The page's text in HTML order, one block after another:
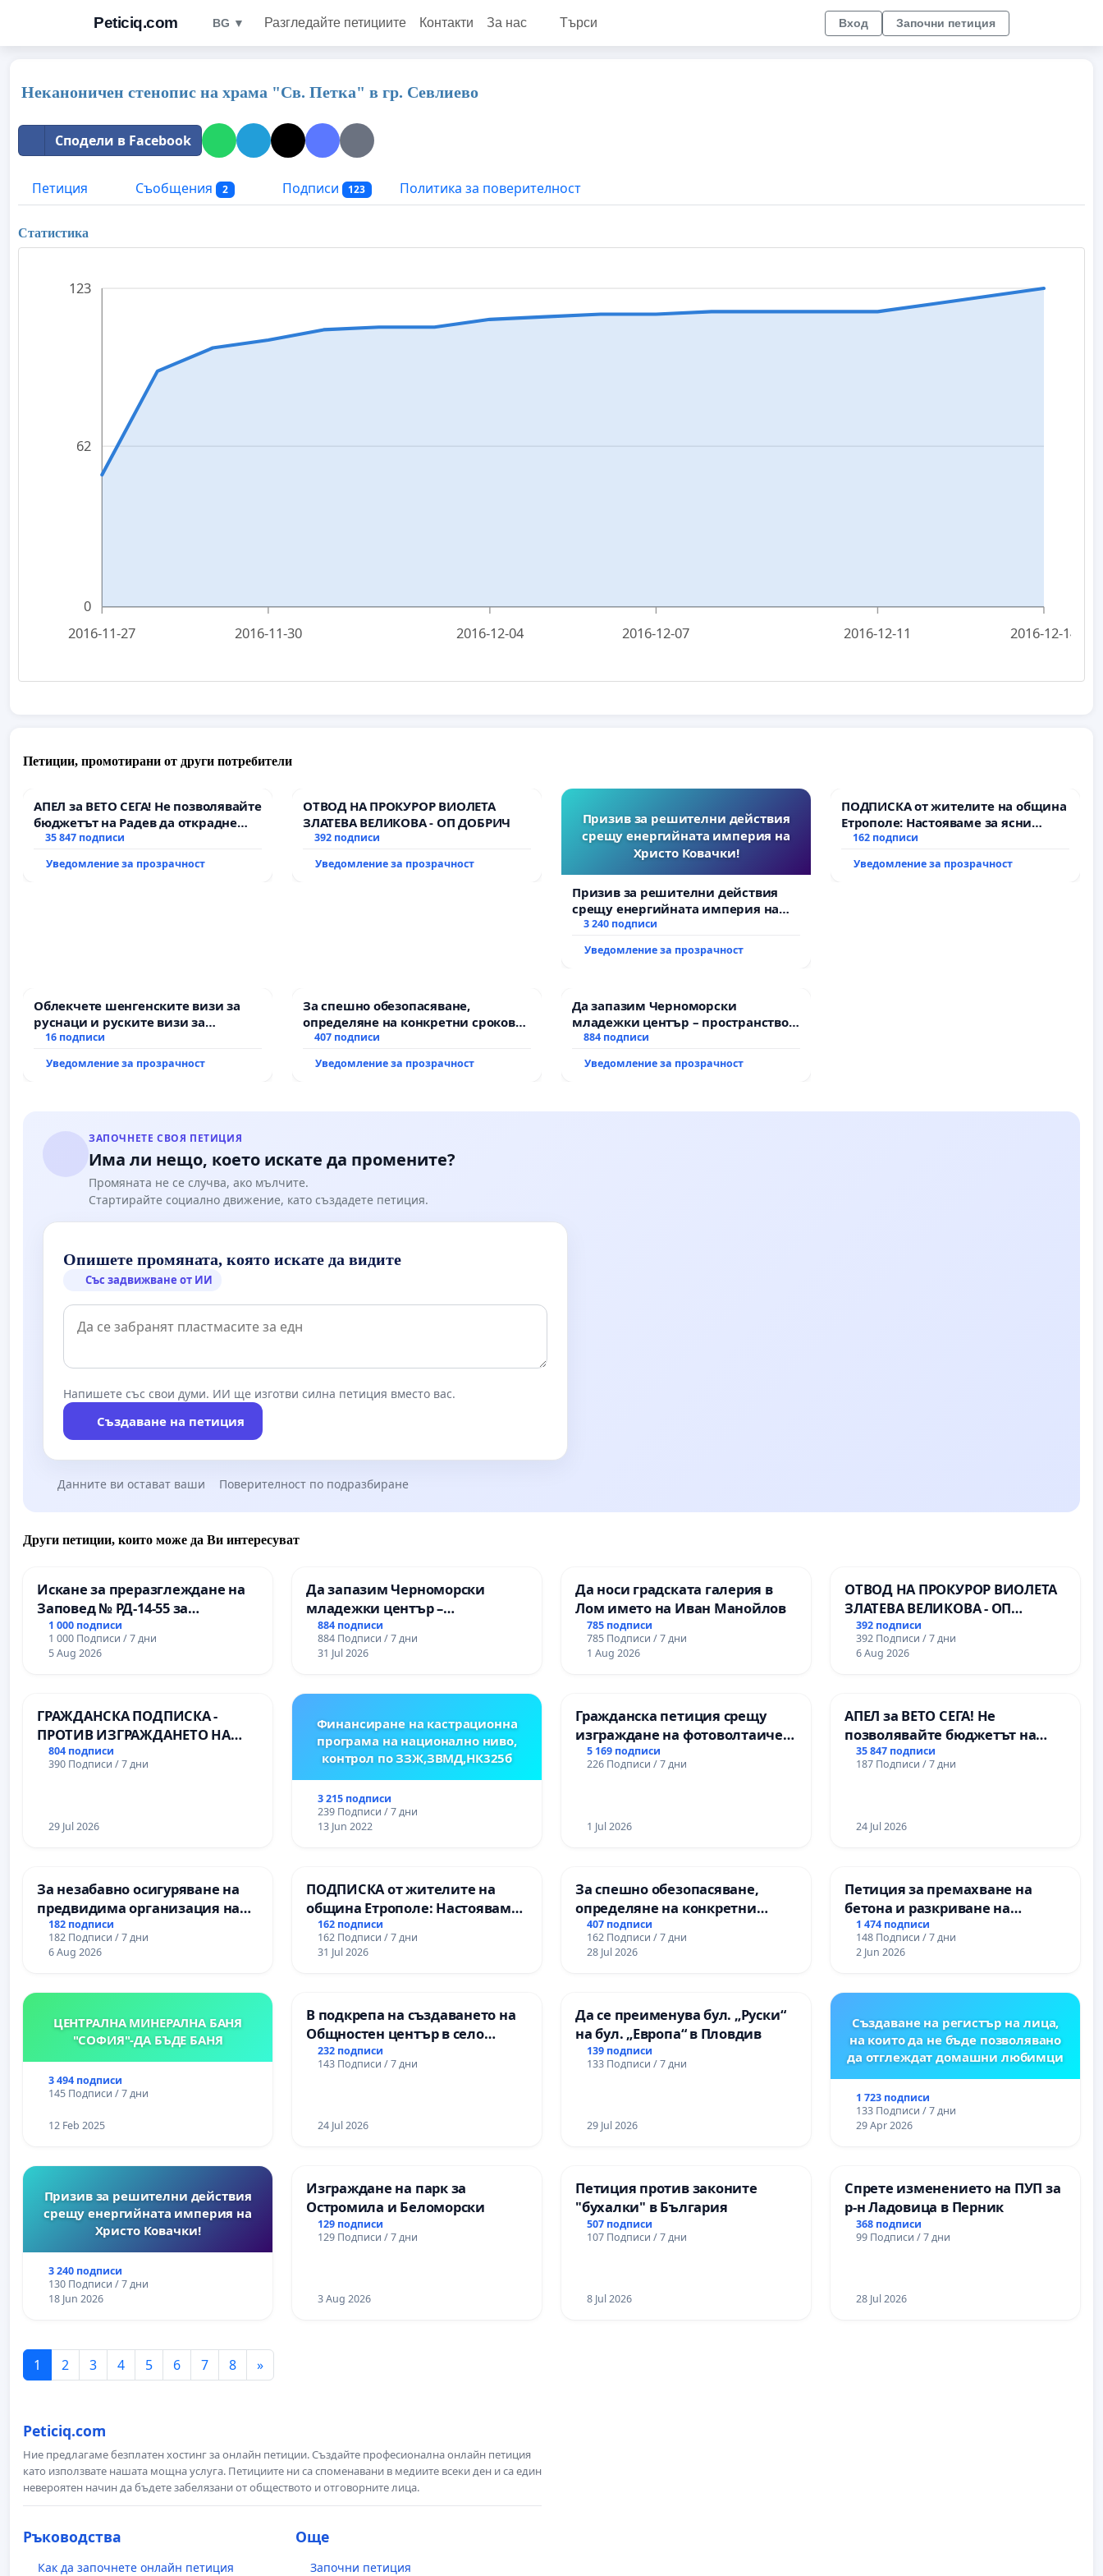
Peticiq.com BG ▼ Разгледайте петициите Контакти За нас Търси Вход Започни петиция
Неканоничен стенопис на храма "Св. Петка" в гр. Севлиево
Сподели в Facebook
Петиция Съобщения 2 Подписи 123 Политика за поверителност
Статистика
0
62
123
2016-11-27 2016-11-30 2016-12-04 2016-12-07 2016-12-11 2016-12-14
Петиции, промотирани от други потребители
АПЕЛ за ВЕТО СЕГА! Не позволявайте
бюджетът на Радев да открадне
парите и правата ни в тъмното
35 847 подписи
Уведомление за прозрачност
ОТВОД НА ПРОКУРОР ВИОЛЕТА
ЗЛАТЕВА ВЕЛИКОВА - ОП ДОБРИЧ
392 подписи
Уведомление за прозрачност
Призив за решителни действия
срещу енергийната империя на
Христо Ковачки!
Призив за решителни действия
срещу енергийната империя на
Христо Ковачки!
3 240 подписи
Уведомление за прозрачност
ПОДПИСКА от жителите на община
Етрополе: Настояваме за ясни
гаранции от “Елаците-МЕД” АД и от
всички екологични норми!
162 подписи
Уведомление за прозрачност
Облекчете шенгенските визи за
руснаци и руските визи за
българи
16 подписи
Уведомление за прозрачност
За спешно обезопасяване,
определяне на конкретни срокове
и извършване на цялостна
републиканския път между пътен
407 подписи
Уведомление за прозрачност
Да запазим Черноморски
младежки център – пространство
за младите на Варна
884 подписи
Уведомление за прозрачност
ЗАПОЧНЕТЕ СВОЯ ПЕТИЦИЯ
Има ли нещо, което искате да промените?
Промяната не се случва, ако мълчите.
Стартирайте социално движение, като създадете петиция.
Опишете промяната, която искате да видите
Със задвижване от ИИ
Напишете със свои думи. ИИ ще изготви силна петиция вместо вас.
Създаване на петиция
Данните ви остават ваши Поверителност по подразбиране
Други петиции, които може да Ви интересуват
Искане за преразглеждане на
Заповед № РД-14-55 за
вливането на
Професионалната гимназия по
промишлени технологии в
Пазарджик
1 000 подписи
1 000 Подписи / 7 дни
5 Aug 2026
Да запазим Черноморски
младежки център –
пространство за младите на
Варна
884 подписи
884 Подписи / 7 дни
31 Jul 2026
Да носи градската галерия в
Лом името на Иван Манойлов
785 подписи
785 Подписи / 7 дни
1 Aug 2026
ОТВОД НА ПРОКУРОР ВИОЛЕТА
ЗЛАТЕВА ВЕЛИКОВА - ОП
ДОБРИЧ
392 подписи
392 Подписи / 7 дни
6 Aug 2026
ГРАЖДАНСКА ПОДПИСКА -
ПРОТИВ ИЗГРАЖДАНЕТО НА
ВЪЖЕНА ЛИНИЯ (ЛИФТ) НА
ТЕРИТОРИЯТА НА ПРИРОДНА
(БУНАРДЖИК)
804 подписи
390 Подписи / 7 дни
29 Jul 2026
Финансиране на кастрационна
програма на национално ниво,
контрол по ЗЗЖ,ЗВМД,НК325б
3 215 подписи
239 Подписи / 7 дни
13 Jun 2022
Гражданска петиция срещу
изграждане на фотоволтаичен
парк в с.Прибой, общ. Радомир
5 169 подписи
226 Подписи / 7 дни
1 Jul 2026
АПЕЛ за ВЕТО СЕГА! Не
позволявайте бюджетът на
Радев да открадне парите и
правата ни в тъмното
35 847 подписи
187 Подписи / 7 дни
24 Jul 2026
За незабавно осигуряване на
предвидима организация на
учебния процес и гарантиране
на правото на равнопоставено
и качествено образование на
гимназия „
182 подписи
182 Подписи / 7 дни
6 Aug 2026
ПОДПИСКА от жителите на
община Етрополе: Настояваме
за ясни гаранции от “Елаците-
МЕД” АД и от държавата, че ще
се изпълнят всички
162 подписи
162 Подписи / 7 дни
31 Jul 2026
За спешно обезопасяване,
определяне на конкретни
срокове и извършване на
цялостна рехабилитация на
републиканския път между
Момин проход
407 подписи
162 Подписи / 7 дни
28 Jul 2026
Петиция за премахване на
бетона и разкриване на
античното сърце на
Могиланската могила във
Враца
1 474 подписи
148 Подписи / 7 дни
2 Jun 2026
ЦЕНТРАЛНА МИНЕРАЛНА БАНЯ
"СОФИЯ"-ДА БЪДЕ БАНЯ
3 494 подписи
145 Подписи / 7 дни
12 Feb 2025
В подкрепа на създаването на
Общностен център в село
Църква
232 подписи
143 Подписи / 7 дни
24 Jul 2026
Да се преименува бул. „Руски“
на бул. „Европа“ в Пловдив
139 подписи
133 Подписи / 7 дни
29 Jul 2026
Създаване на регистър на лица,
на които да не бъде позволявано
да отглеждат домашни любимци
1 723 подписи
133 Подписи / 7 дни
29 Apr 2026
Призив за решителни действия
срещу енергийната империя на
Христо Ковачки!
3 240 подписи
130 Подписи / 7 дни
18 Jun 2026
Изграждане на парк за
Остромила и Беломорски
129 подписи
129 Подписи / 7 дни
3 Aug 2026
Петиция против законите
"бухалки" в България
507 подписи
107 Подписи / 7 дни
8 Jul 2026
Спрете изменението на ПУП за
р-н Ладовица в Перник
368 подписи
99 Подписи / 7 дни
28 Jul 2026
1 2 3 4 5 6 7 8 »
Peticiq.com
Ние предлагаме безплатен хостинг за онлайн петиции. Създайте професионална онлайн петиция
като използвате нашата мощна услуга. Петициите ни са споменавани в медиите всеки ден и са един
невероятен начин да бъдете забелязани от обществото и отговорните лица.
Ръководства
Как да започнете онлайн петиция
Още
Започни петиция